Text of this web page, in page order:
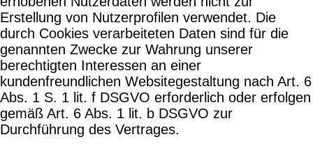
Erstellung von Nutzerprofilen verwendet. Die
durch Cookies verarbeiteten Daten sind für die
genannten Zwecke zur Wahrung unserer
berechtigten Interessen an einer
kundenfreundlichen Websitegestaltung nach Art. 6
Abs. 1 S. 1 lit. f DSGVO erforderlich oder erfolgen
gemäß Art. 6 Abs. 1 lit. b DSGVO zur
Durchführung des Vertrages.